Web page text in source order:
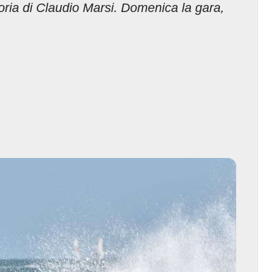
di Claudio Marsi. Domenica la gara,